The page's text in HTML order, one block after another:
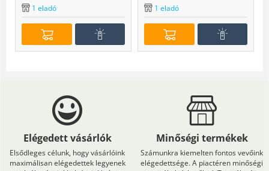
1 eladó 1 eladó
Elégedett vásárlók
Elsődleges célunk, hogy vásárlóink
maximálisan elégedettek legyenek
Minőségi termékek
Számunkra kiemelten fontos vevőink
elégedettsége. A piactéren minőségi